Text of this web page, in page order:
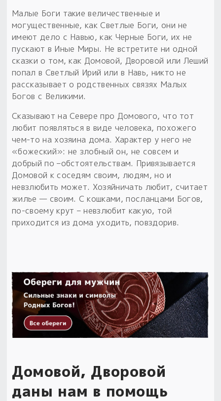
Малые Боги такие величественные и
могущественные, как Светлые Боги, они не
имеют дело с Навью, как Черные Боги, их не
пускают в Иные Миры. Не встретите ни одной
сказки о том, как Домовой, Дворовой или Леший
попал в Светлый Ирий или в Навь, никто не
рассказывает о родственных связях Малых
Богов с Великими.
Сказывают на Севере про Домового, что тот
любит появляться в виде человека, похожего
чем-то на хозяина дома. Характер у него не
«божеский»: не злобный он, не совсем и
добрый по –обстоятельствам. Привязывается
Домовой к соседям своим, людям, но и
невзлюбить может. Хозяйничать любит, считает
жилье — своим. С кошками, посланцами Богов,
по-своему крут – невзлюбит какую, той
приходится из дома уходить, повздорив.
Домовой, Дворовой
даны нам в помощь